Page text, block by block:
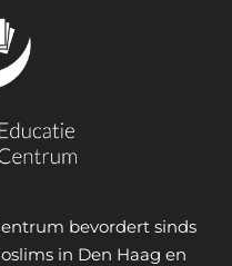
bevordert sinds
in Den Haag en